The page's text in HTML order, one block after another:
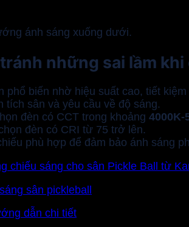
ánh sáng xuống dưới.
những sai lầm
phổ biến nhờ hiệu suất cao, tiết
tích sân và yêu cầu về độ sáng.
đèn có CCT trong khoảng 4000K-
đèn có CRI từ 75 trở lên.
phù hợp để đảm bảo ánh sáng
chiếu sáng cho sân Pickle Ball từ
sân pickleball
dẫn chi tiết